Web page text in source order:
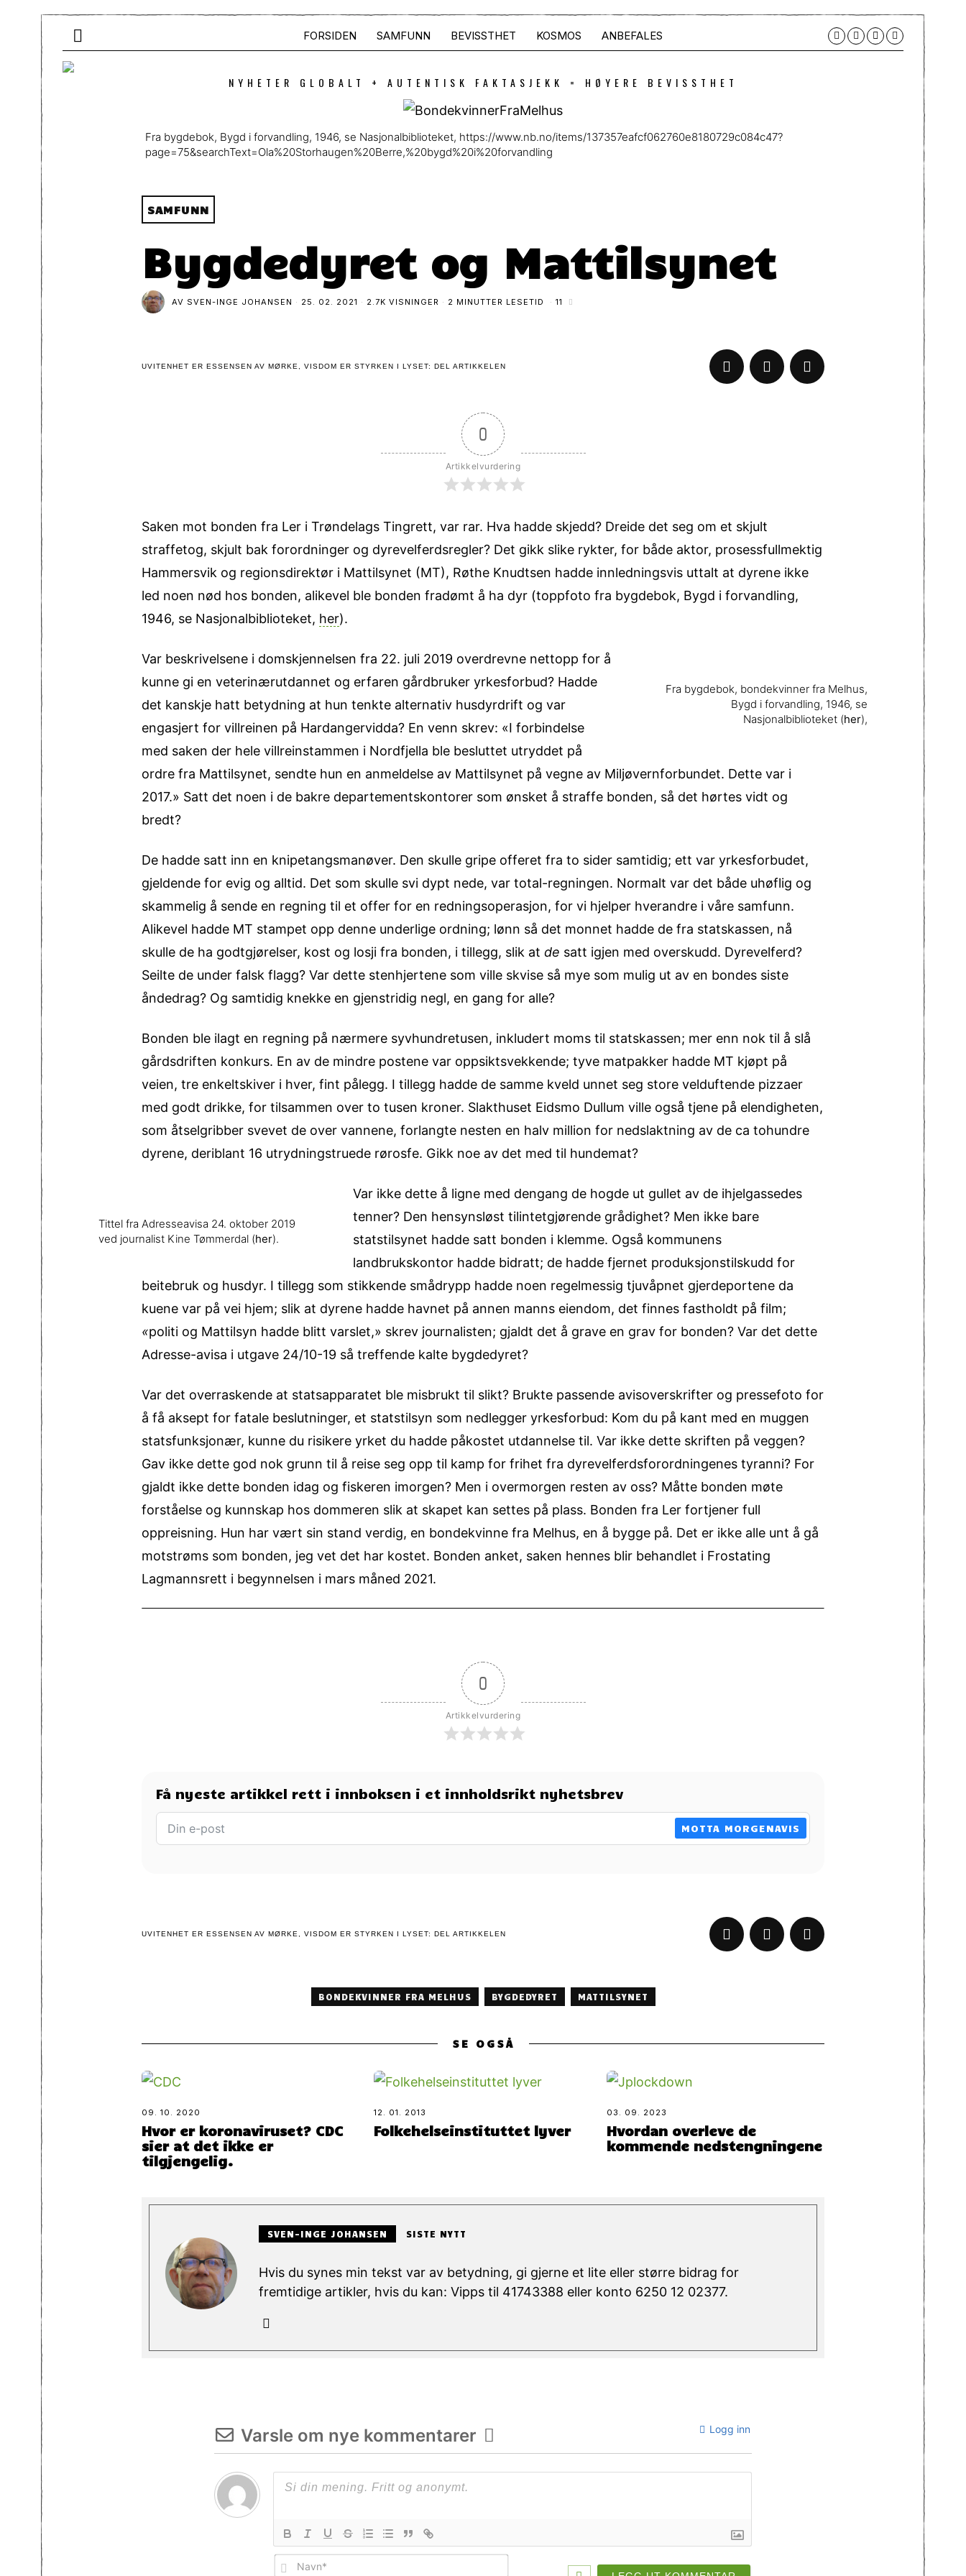
FORSIDEN SAMFUNN BEVISSTHET KOSMOS ANBEFALES
NYHETER GLOBALT + AUTENTISK FAKTASJEKK = HØYERE BEVISSTHET
Fra bygdebok, Bygd i forvandling, 1946, se Nasjonalbiblioteket, https://www.nb.no/items/137357eafcf062760e8180729c084c47?
page=75&searchText=Ola%20Storhaugen%20Berre,%20bygd%20i%20forvandling
SAMFUNN
Bygdedyret og Mattilsynet
AV SVEN-INGE JOHANSEN 25. 02. 2021 2.7K VISNINGER 2 MINUTTER LESETID 11
UVITENHET ER ESSENSEN AV MØRKE, VISDOM ER STYRKEN I LYSET: DEL ARTIKKELEN
0
Artikkelvurdering
Saken mot bonden fra Ler i Trøndelags Tingrett, var rar. Hva hadde skjedd? Dreide det seg om et skjult
straffetog, skjult bak forordninger og dyrevelferdsregler? Det gikk slike rykter, for både aktor, prosessfullmektig
Hammersvik og regionsdirektør i Mattilsynet (MT), Røthe Knudtsen hadde innledningsvis uttalt at dyrene ikke
led noen nød hos bonden, alikevel ble bonden fradømt å ha dyr (toppfoto fra bygdebok, Bygd i forvandling,
1946, se Nasjonalbiblioteket, her).
Fra bygdebok, bondekvinner fra Melhus,
Bygd i forvandling, 1946, se
Nasjonalbiblioteket (her),
Var beskrivelsene i domskjennelsen fra 22. juli 2019 overdrevne nettopp for å
kunne gi en veterinærutdannet og erfaren gårdbruker yrkesforbud? Hadde
det kanskje hatt betydning at hun tenkte alternativ husdyrdrift og var
engasjert for villreinen på Hardangervidda? En venn skrev: «I forbindelse
med saken der hele villreinstammen i Nordfjella ble besluttet utryddet på
ordre fra Mattilsynet, sendte hun en anmeldelse av Mattilsynet på vegne av Miljøvernforbundet. Dette var i
2017.» Satt det noen i de bakre departementskontorer som ønsket å straffe bonden, så det hørtes vidt og
bredt?
De hadde satt inn en knipetangsmanøver. Den skulle gripe offeret fra to sider samtidig; ett var yrkesforbudet,
gjeldende for evig og alltid. Det som skulle svi dypt nede, var total-regningen. Normalt var det både uhøflig og
skammelig å sende en regning til et offer for en redningsoperasjon, for vi hjelper hverandre i våre samfunn.
Alikevel hadde MT stampet opp denne underlige ordning; lønn så det monnet hadde de fra statskassen, nå
skulle de ha godtgjørelser, kost og losji fra bonden, i tillegg, slik at de satt igjen med overskudd. Dyrevelferd?
Seilte de under falsk flagg? Var dette stenhjertene som ville skvise så mye som mulig ut av en bondes siste
åndedrag? Og samtidig knekke en gjenstridig negl, en gang for alle?
Bonden ble ilagt en regning på nærmere syvhundretusen, inkludert moms til statskassen; mer enn nok til å slå
gårdsdriften konkurs. En av de mindre postene var oppsiktsvekkende; tyve matpakker hadde MT kjøpt på
veien, tre enkeltskiver i hver, fint pålegg. I tillegg hadde de samme kveld unnet seg store velduftende pizzaer
med godt drikke, for tilsammen over to tusen kroner. Slakthuset Eidsmo Dullum ville også tjene på elendigheten,
som åtselgribber svevet de over vannene, forlangte nesten en halv million for nedslaktning av de ca tohundre
dyrene, deriblant 16 utrydningstruede rørosfe. Gikk noe av det med til hundemat?
Tittel fra Adresseavisa 24. oktober 2019
ved journalist Kine Tømmerdal (her).
Var ikke dette å ligne med dengang de hogde ut gullet av de ihjelgassedes
tenner? Den hensynsløst tilintetgjørende grådighet? Men ikke bare
statstilsynet hadde satt bonden i klemme. Også kommunens
landbrukskontor hadde bidratt; de hadde fjernet produksjonstilskudd for
beitebruk og husdyr. I tillegg som stikkende smådrypp hadde noen regelmessig tjuvåpnet gjerdeportene da
kuene var på vei hjem; slik at dyrene hadde havnet på annen manns eiendom, det finnes fastholdt på film;
«politi og Mattilsyn hadde blitt varslet,» skrev journalisten; gjaldt det å grave en grav for bonden? Var det dette
Adresse-avisa i utgave 24/10-19 så treffende kalte bygdedyret?
Var det overraskende at statsapparatet ble misbrukt til slikt? Brukte passende avisoverskrifter og pressefoto for
å få aksept for fatale beslutninger, et statstilsyn som nedlegger yrkesforbud: Kom du på kant med en muggen
statsfunksjonær, kunne du risikere yrket du hadde påkostet utdannelse til. Var ikke dette skriften på veggen?
Gav ikke dette god nok grunn til å reise seg opp til kamp for frihet fra dyrevelferdsforordningenes tyranni? For
gjaldt ikke dette bonden idag og fiskeren imorgen? Men i overmorgen resten av oss? Måtte bonden møte
forståelse og kunnskap hos dommeren slik at skapet kan settes på plass. Bonden fra Ler fortjener full
oppreisning. Hun har vært sin stand verdig, en bondekvinne fra Melhus, en å bygge på. Det er ikke alle unt å gå
motstrøms som bonden, jeg vet det har kostet. Bonden anket, saken hennes blir behandlet i Frostating
Lagmannsrett i begynnelsen i mars måned 2021.
0
Artikkelvurdering
Få nyeste artikkel rett i innboksen i et innholdsrikt nyhetsbrev
MOTTA MORGENAVIS
UVITENHET ER ESSENSEN AV MØRKE, VISDOM ER STYRKEN I LYSET: DEL ARTIKKELEN
BONDEKVINNER FRA MELHUS BYGDEDYRET MATTILSYNET
SE OGSÅ
09. 10. 2020
Hvor er koronaviruset? CDC
sier at det ikke er
tilgjengelig.
12. 01. 2013
Folkehelseinstituttet lyver
03. 09. 2023
Hvordan overleve de
kommende nedstengningene
SVEN-INGE JOHANSEN SISTE NYTT
Hvis du synes min tekst var av betydning, gi gjerne et lite eller større bidrag for
fremtidige artikler, hvis du kan: Vipps til 41743388 eller konto 6250 12 02377.
Varsle om nye kommentarer Logg inn